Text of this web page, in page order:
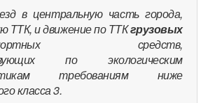
в центральную часть города,
ТТК, и движение по ТТКгрузовых
средств,
по экологическим
требованиям ниже
класса 3.